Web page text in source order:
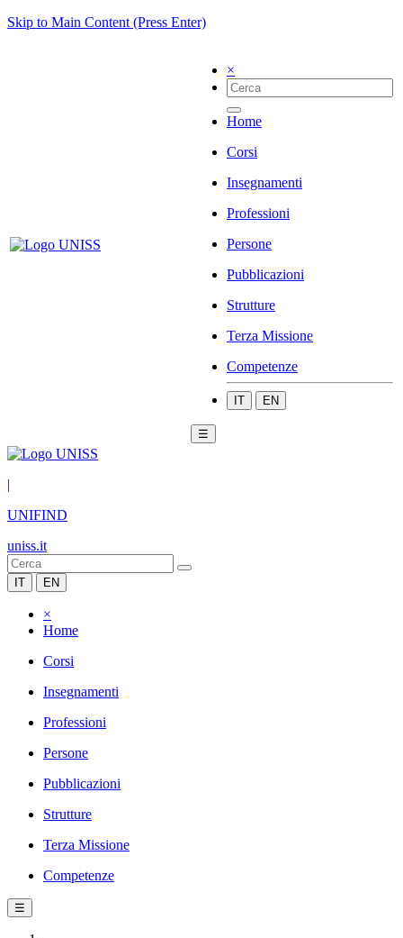
Skip to Main Content (Press Enter)
×
Home
Corsi
Insegnamenti
Professioni
Persone
Pubblicazioni
Strutture
Terza Missione
Competenze
IT EN
☰
|
UNIFIND
uniss.it
IT EN
×
Home
Corsi
Insegnamenti
Professioni
Persone
Pubblicazioni
Strutture
Terza Missione
Competenze
☰